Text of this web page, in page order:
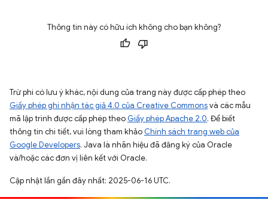
Thông tin này có hữu ích không cho bạn không?
Trừ phi có lưu ý khác, nội dung của trang này được cấp phép theo
Giấy phép ghi nhận tác giả 4.0 của Creative Commonsvà các mẫu
mã lập trình được cấp phép theo Giấy phép Apache 2.0. Để biết
thông tin chi tiết, vui lòng tham khảo Chính sách trang web của
Google Developers. Java là nhãn hiệu đã đăng ký của Oracle
và/hoặc các đơn vị liên kết với Oracle.
Cập nhật lần gần đây nhất: 2025-06-16 UTC.